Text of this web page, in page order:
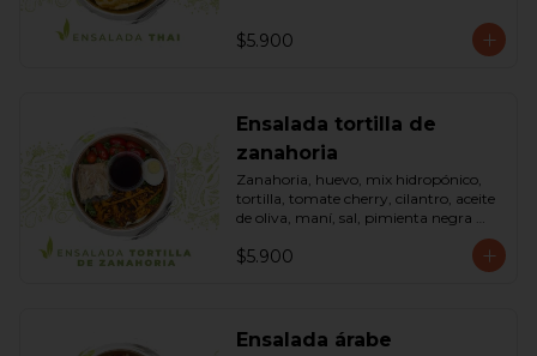
$5.900
Ensalada tortilla de
zanahoria
Zanahoria, huevo, mix hidropónico,
tortilla, tomate cherry, cilantro, aceite
de oliva, maní, sal, pimienta negra
soya, azúcar, limón, aceite de sésamo
$5.900
Ensalada árabe